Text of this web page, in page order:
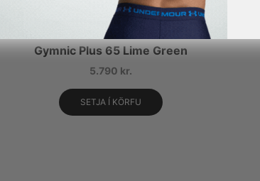
Gymnic Plus 65 Lime Green
5.790 kr.
SETJA Í KÖRFU